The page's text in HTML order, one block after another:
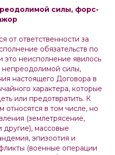
силы, форс-
от ответственности за
обязательств по
это неисполнение явилось
непреодолимой силы,
настоящего Договора в
характера, которые
или предотвратить. К
относятся в том числе, но
(землетрясение,
другие), массовые
эпизоотия и
(военные операции